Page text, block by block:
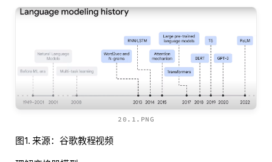
20.1.PNG
图1. 来源：谷歌教程视频